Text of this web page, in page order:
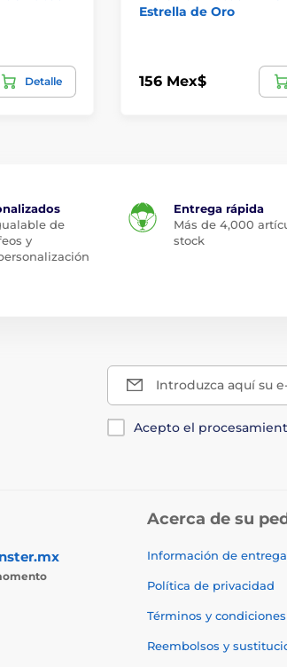
Detalle
Estrella de Oro
156 Mex$
de
y
Entrega rápida
Más de 4,000
stock
Introduzca aquí su
Acepto el
Acerca de su
Información de entrega
Política de privacidad
Términos y condiciones
Reembolsos y